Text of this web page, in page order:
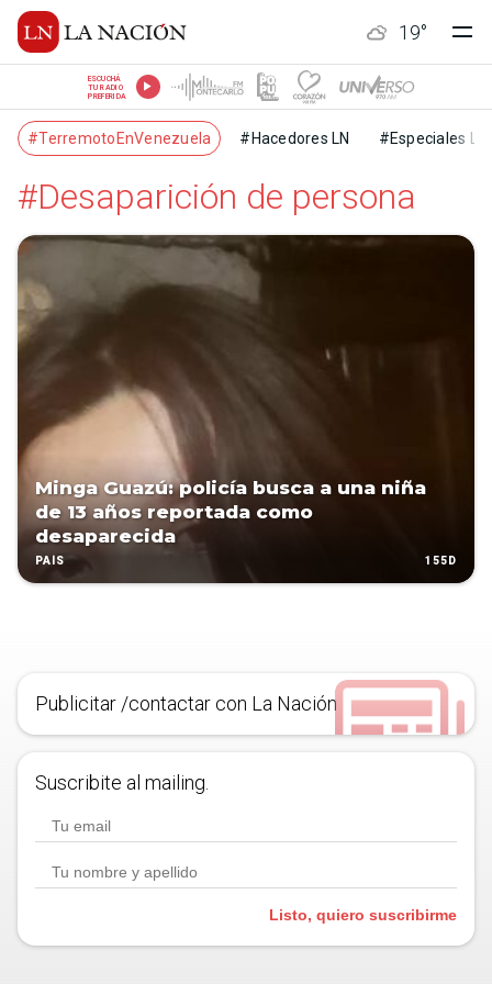
19°
ESCUCHÁ
TU RADIO
PREFERIDA
#TerremotoEnVenezuela #Hacedores LN #Especiales LN
#Desaparición de persona
Minga Guazú: policía busca a una niña
de 13 años reportada como
desaparecida
PAÍS 155D
Publicitar /contactar con La Nación
Suscribite al mailing.
Listo, quiero suscribirme